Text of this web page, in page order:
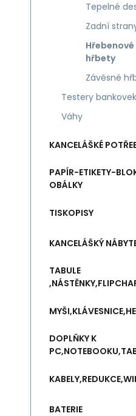
Tepelné
Zadní
Hřebenové
hřbety
Závěsné
Testery bankovek
Váhy
KANCELÁŠKÉ
PAPÍR-ETIKETY-
OBÁLKY
TISKOPISY
KANCELÁŠKÝ
TABULE
DOPLŇKY K
BATERIE